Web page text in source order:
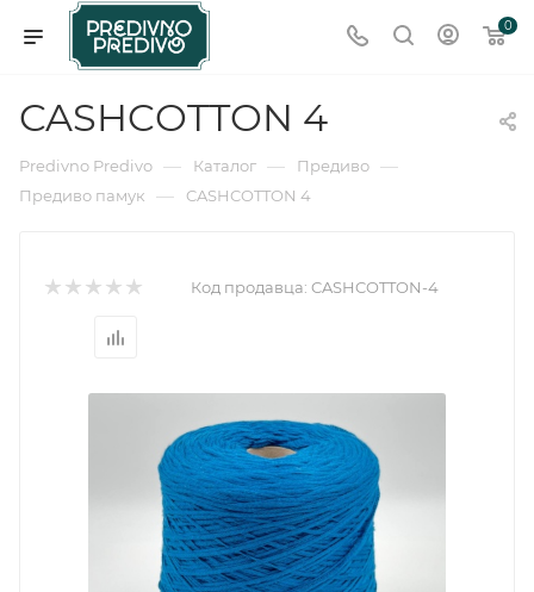
0
CASHCOTTON 4
Predivno Predivo — Каталог — Предиво —
Предиво памук — CASHCOTTON 4
Код продавца: CASHCOTTON-4